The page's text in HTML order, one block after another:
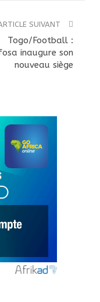
SUIVANT
Togo/Football :
inaugure son
nouveau siège